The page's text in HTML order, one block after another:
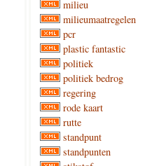
milieu
milieumaatregelen
pcr
plastic fantastic
politiek
politiek bedrog
regering
rode kaart
rutte
standpunt
standpunten